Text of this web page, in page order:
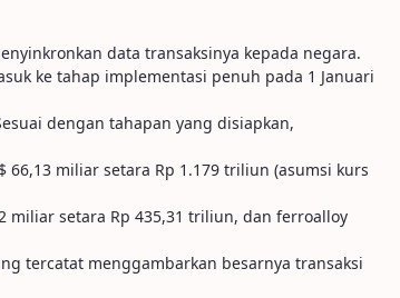
data transaksinya kepada negara.
ke tahap implementasi penuh pada 1 Januari
dengan tahapan yang disiapkan,
miliar setara Rp 1.179 triliun (asumsi kurs
miliar setara Rp 435,31 triliun, dan ferroalloy
tercatat menggambarkan besarnya transaksi